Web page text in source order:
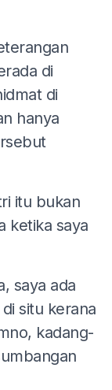
di
di
hanya
itu bukan
ketika saya
saya ada
situ kerana
kadang-